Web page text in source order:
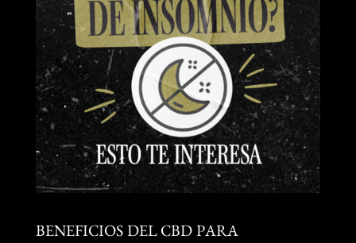
BENEFICIOS DEL CBD PARA